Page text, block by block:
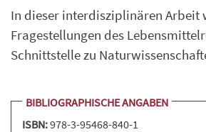
In dieser interdisziplinären Arbeit
Fragestellungen des
Schnittstelle zu
BIBLIOGRAPHISCHE ANGABEN
ISBN:978-3-95468-840-1